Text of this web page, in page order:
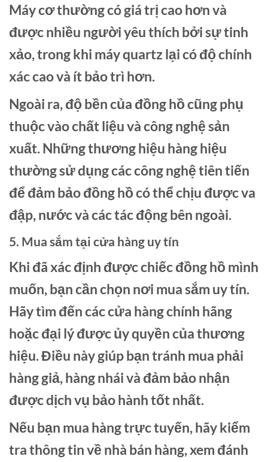
Máy cơ thường có giá trị cao hơn và
được nhiều người yêu thích bởi sự tinh
xảo, trong khi máy quartz lại có độ chính
xác cao và ít bảo trì hơn.
Ngoài ra, độ bền của đồng hồ cũng phụ
thuộc vào chất liệu và công nghệ sản
xuất. Những thương hiệu hàng hiệu
thường sử dụng các công nghệ tiên tiến
để đảm bảo đồng hồ có thể chịu được va
đập, nước và các tác động bên ngoài.
5. Mua sắm tại cửa hàng uy tín
Khi đã xác định được chiếc đồng hồ mình
muốn, bạn cần chọn nơi mua sắm uy tín.
Hãy tìm đến các cửa hàng chính hãng
hoặc đại lý được ủy quyền của thương
hiệu. Điều này giúp bạn tránh mua phải
hàng giả, hàng nhái và đảm bảo nhận
được dịch vụ bảo hành tốt nhất.
Nếu bạn mua hàng trực tuyến, hãy kiểm
tra thông tin về nhà bán hàng, xem đánh